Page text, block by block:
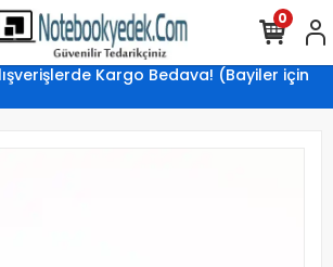
Kargo Bedava! (Bayiler için
0